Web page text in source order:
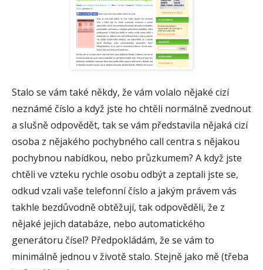
Stalo se vám také někdy, že vám volalo nějaké cizí
neznámé číslo a když jste ho chtěli normálně zvednout
a slušně odpovědět, tak se vám představila nějaká cizí
osoba z nějakého pochybného call centra s nějakou
pochybnou nabídkou, nebo průzkumem? A když jste
chtěli ve vzteku rychle osobu odbýt a zeptali jste se,
odkud vzali vaše telefonní číslo a jakým právem vás
takhle bezdůvodně obtěžují, tak odpověděli, že z
nějaké jejich databáze, nebo automatického
generátoru čísel? Předpokládám, že se vám to
minimálně jednou v životě stalo. Stejně jako mě (třeba